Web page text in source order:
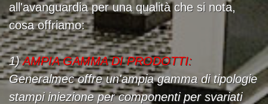
all'avanguardia per una qualità che si nota,
cosa offriamo:
1)AMPIA GAMMA DI PRODOTTI:
Generalmec offre un'ampia gamma di tipologie
stampi iniezione per componenti per svariati